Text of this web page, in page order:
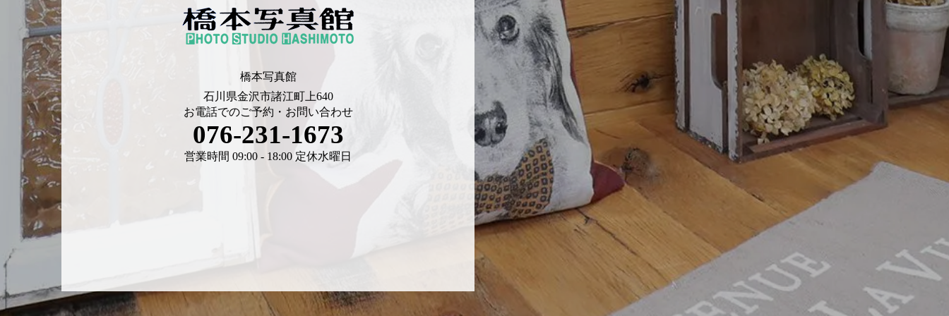
橋本写真館
石川県金沢市諸江町上640
お電話でのご予約・お問い合わせ
076-231-1673
営業時間 09:00 - 18:00 定休水曜日